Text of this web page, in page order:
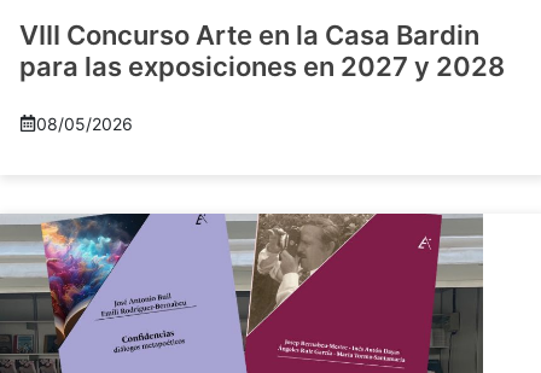
VIII Concurso Arte en la Casa Bardin
para las exposiciones en 2027 y 2028
08/05/2026